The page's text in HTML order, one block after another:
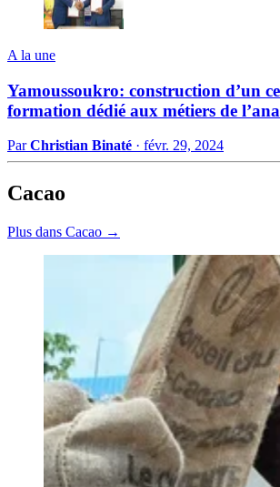
A la une
Yamoussoukro: construction d’un
formation dédié aux métiers de
ParChristian Binaté · févr. 29, 2024
Cacao
Plus dans Cacao →